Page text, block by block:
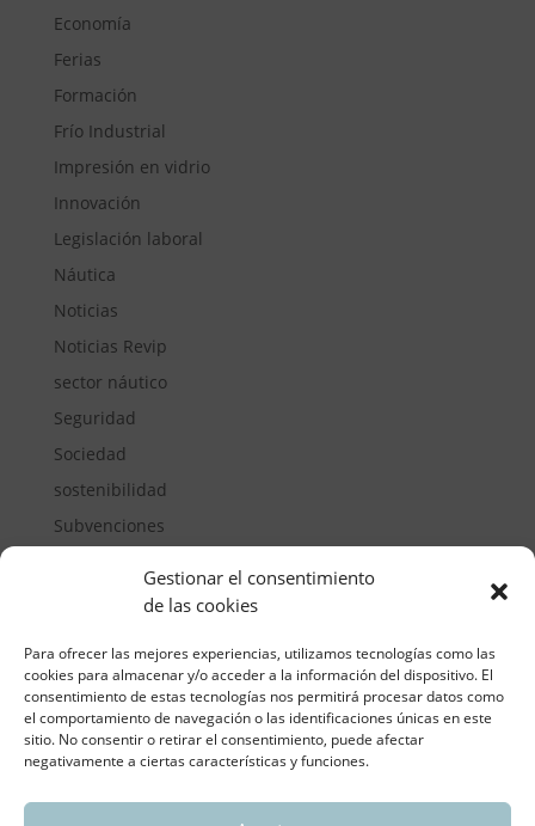
Gestionar el consentimiento
de las cookies
Para ofrecer las mejores experiencias, utilizamos tecnologías como las
cookies para almacenar y/o acceder a la información del dispositivo. El
consentimiento de estas tecnologías nos permitirá procesar datos como
el comportamiento de navegación o las identificaciones únicas en este
sitio. No consentir o retirar el consentimiento, puede afectar
negativamente a ciertas características y funciones.
Economía
Ferias
Formación
Frío Industrial
Impresión en vidrio
Innovación
Legislación laboral
Náutica
Noticias
Noticias Revip
sector náutico
Seguridad
Sociedad
sostenibilidad
Subvenciones